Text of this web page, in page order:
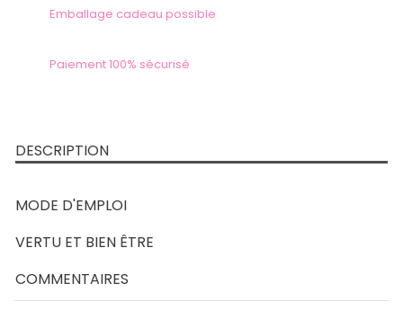
Emballage cadeau possible
Paiement 100% sécurisé
DESCRIPTION
MODE D'EMPLOI
VERTU ET BIEN ÊTRE
COMMENTAIRES